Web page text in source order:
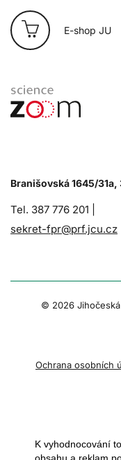
E-shop JU
Branišovská 1645/
Tel. 387 776 201 |
sekret-fpr@prf.jcu.cz
© 2026
Ochrana osobních
K vyhodnocování